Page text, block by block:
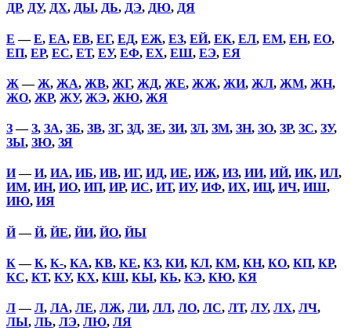
ДР, ДУ, ДХ, ДЫ, ДЬ, ДЭ, ДЮ, ДЯ
Е —Е, ЕА, ЕВ, ЕГ, ЕД, ЕЖ, ЕЗ, ЕЙ, ЕК, ЕЛ, ЕМ, ЕН, ЕО,
ЕП, ЕР, ЕС, ЕТ, ЕУ, ЕФ, ЕХ, ЕШ, ЕЭ, ЕЯ
Ж —Ж, ЖА, ЖВ, ЖГ, ЖД, ЖЕ, ЖЖ, ЖИ, ЖЛ, ЖМ, ЖН,
ЖО, ЖР, ЖУ, ЖЭ, ЖЮ, ЖЯ
З—З, ЗА, ЗБ, ЗВ, ЗГ, ЗД, ЗЕ, ЗИ, ЗЛ, ЗМ, ЗН, ЗО, ЗР, ЗС, ЗУ,
ЗЫ, ЗЮ, ЗЯ
И—И, ИА, ИБ, ИВ, ИГ, ИД, ИЕ, ИЖ, ИЗ, ИИ, ИЙ, ИК, ИЛ,
ИМ, ИН, ИО, ИП, ИР, ИС, ИТ, ИУ, ИФ, ИХ, ИЦ, ИЧ, ИШ,
ИЮ, ИЯ
Й—Й, ЙЕ, ЙИ, ЙО, ЙЫ
К—К, К-, КА, КВ, КЕ, КЗ, КИ, КЛ, КМ, КН, КО, КП, КР,
КС, КТ, КУ, КХ, КШ, КЫ, КЬ, КЭ, КЮ, КЯ
Л—Л, ЛА, ЛЕ, ЛЖ, ЛИ, ЛЛ, ЛО, ЛС, ЛТ, ЛУ, ЛХ, ЛЧ,
ЛЫ, ЛЬ, ЛЭ, ЛЮ, ЛЯ